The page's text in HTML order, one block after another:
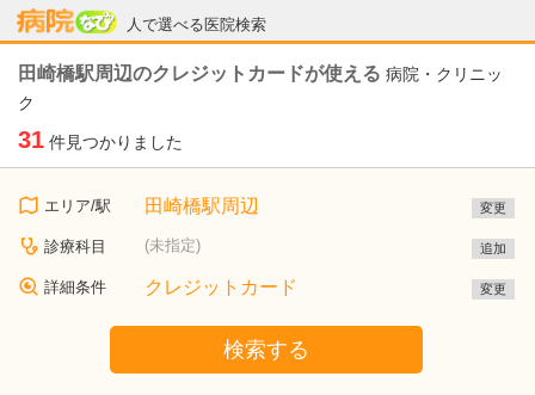
人で選べる医院検索
病院なび
田崎橋駅周辺のクレジットカードが使える 病院・クリニッ
ク
31 件見つかりました
エリア/駅 田崎橋駅周辺 変更
診療科目 (未指定) 追加
詳細条件 クレジットカード 変更
検索する